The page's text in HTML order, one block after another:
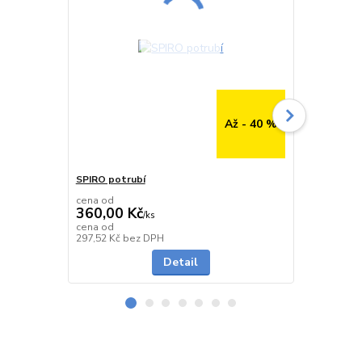
Až - 40 %
SPIRO potrubí
cena od
360,00 Kč/ks
cena od
297,52 Kč bez DPH
Detail